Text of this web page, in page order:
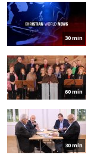
30 min
60 min
30 min